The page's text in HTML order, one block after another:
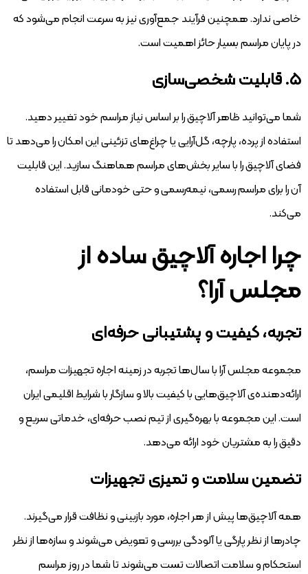
خاصی ندارد. همچنین فرآیند جمع‌آوری نیز به سرعت انجام می‌شود که
در پایان مراسم بسیار حائز اهمیت است.
۵. قابلیت شخصی‌سازی
شما می‌توانید ظاهر آلاچیق را بر اساس نیاز مراسم خود تغییر دهید.
استفاده از پرده، پارچه، گل‌آرایی یا چراغ‌های تزئینی این امکان را می‌دهد تا
فضای آلاچیق را با سایر بخش‌های مراسم هماهنگ سازید. این قابلیت
آن را برای مراسم رسمی، نیمه‌رسمی و حتی خودمانی قابل استفاده
می‌کند.
چرا اجاره آلاچیق ساده از
مجلس آرا؟
تجربه، کیفیت و پشتیبانی حرفه‌ای
مجموعه مجلس آرا با سال‌ها تجربه در زمینه اجاره تجهیزات مراسم،
ارائه‌دهنده‌ی آلاچیق‌هایی با کیفیت بالا و سازگار با شرایط اقلیمی ایران
است. این مجموعه با بهره‌گیری از تیم نصب حرفه‌ای، خدماتی سریع و
دقیق را به مشتریان خود ارائه می‌دهد.
تضمین سلامت و تمیزی تجهیزات
همه آلاچیق‌ها پیش از هر اجاره، مورد بازبینی و نظافت قرار می‌گیرند.
چادرها از نظر پارگی یا آلودگی بررسی و تعویض می‌شوند و سازه‌ها از نظر
استحکام و سلامت اتصالات تست می‌شوند تا شما در روز مراسم